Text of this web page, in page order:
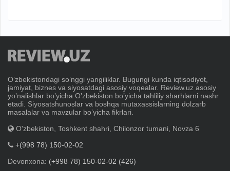
Oʼzbekistondagi soʼnggi yangiliklar. Bugungi kunda iqtisodiyot,
jamiyat, biznes va siyosatdagi asosiy voqealar. Review.uz asosiy
yoʼnalishlar boʼyicha Oʼzbekiston boʼyicha tahliliy sharhlarni nashr
etadi. Siyosatshunoslar va boshqa mutaxassislarning dolzarb
masalalar va mavzular boʼyicha fikrlari.
O'zbekiston, Toshkent shahri, Chilonzor tumani, Novza 6
+(998 78) 150-02-02
Devonxona: (+998 78) 150-02-02 (426)